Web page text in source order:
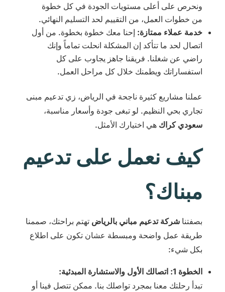
ونحرص على أعلى مستويات الجودة في كل خطوة
من خطوات العمل، من التقييم لحد التسليم النهائي.
خدمة عملاء ممتازة: إحنا معك خطوة بخطوة. من أول
اتصال لحد ما تتأكد إن المشكلة انحلت تماماً وإنك
راضي عن شغلنا. فريقنا جاهز يجاوب على كل
استفساراتك ويطمنك خلال كل مراحل العمل.
عملنا مشاريع كثيرة ناجحة في الرياض، زي تدعيم مبنى
تجاري بحي النظيم. لو تبغى جودة وأسعار مناسبة،
سعودي كراك هي اختيارك الأمثل.
كيف نعمل على تدعيم
مبناك؟
بصفتنا شركة تدعيم مباني بالرياض تهتم براحتك، صممنا
طريقة عمل واضحة ومبسطة عشان تكون على اطلاع
بكل شيء:
الخطوة 1: اتصالك الأول والاستشارة المبدئية:
تبدأ رحلتك معنا بمجرد تواصلك بنا. ممكن تتصل فينا أو